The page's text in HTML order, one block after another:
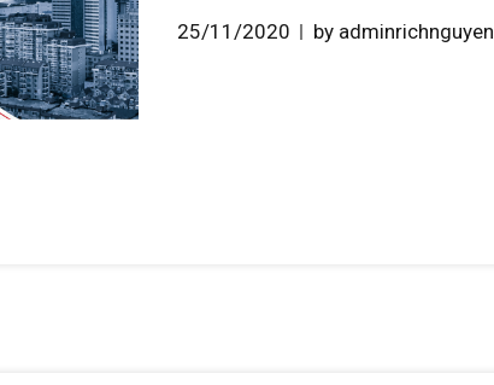
25/11/2020 by adminrichnguyen